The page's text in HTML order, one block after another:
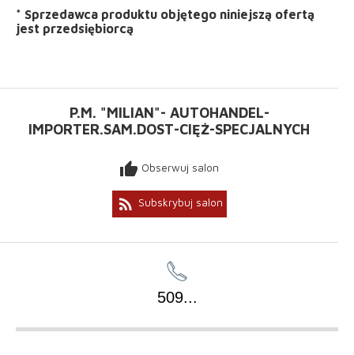
* Sprzedawca produktu objętego niniejszą ofertą
jest przedsiębiorcą
P.M. "MILIAN"- AUTOHANDEL-
IMPORTER.SAM.DOST-CIĘŻ-SPECJALNYCH
thumb_up Obserwuj salon
rss_feed Subskrybuj salon
509...